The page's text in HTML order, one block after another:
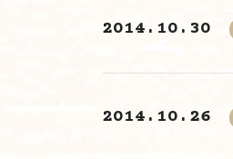
2014.10.30
2014.10.26